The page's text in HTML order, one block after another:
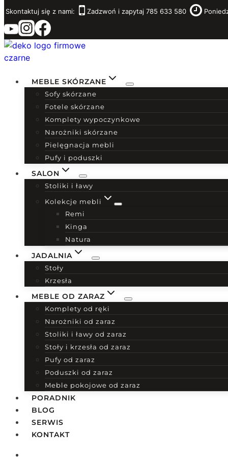
do
treści
Skontaktuj się z nami: Zadzwoń i zapytaj 785 633 580
MEBLE SKÓRZANE
Sofy skórzane
Fotele skórzane
Komplety wypoczynkowe
Narożniki skórzane
Pielęgnacja mebli
Pufy i poduszki
SALON
Stoliki i ławy
Kolekcje mebli
Remi
Kinga
Natura
JADALNIA
Stoły
Krzesła
MEBLE OD ZARAZ
Komplety od ręki
Narożniki od zaraz
Stoliki i ławy od zaraz
Stoły i krzesła od zaraz
Pufy od zaraz
Poduszki od zaraz
Meble pokojowe od zaraz
PORADNIK
BLOG
SERWIS
KONTAKT